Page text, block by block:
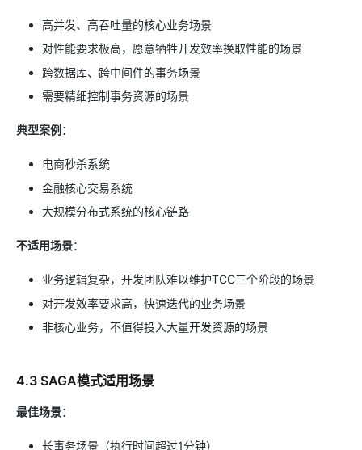
高并发、高吞吐量的核心业务场景
对性能要求极高，愿意牺牲开发效率换取性能的场景
跨数据库、跨中间件的事务场景
需要精细控制事务资源的场景
典型案例 ：
电商秒杀系统
金融核心交易系统
大规模分布式系统的核心链路
不适用场景：
业务逻辑复杂，开发团队难以维护TCC三个阶段的场景
对开发效率要求高，快速迭代的业务场景
非核心业务，不值得投入大量开发资源的场景
4.3 SAGA模式适用场景
最佳场景：
长事务场景（执行时间超过1分钟）